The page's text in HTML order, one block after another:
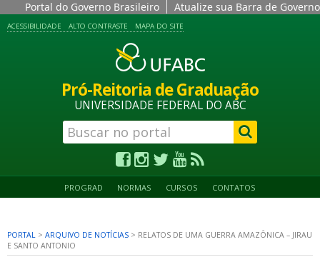
Portal do Governo Brasileiro Atualize sua Barra de Governo
ACESSIBILIDADE ALTO CONTRASTE MAPA DO SITE
Pró-Reitoria de Graduação
UNIVERSIDADE FEDERAL DO ABC
PROGRAD NORMAS CURSOS CONTATOS
PORTAL > ARQUIVO DE NOTÍCIAS > RELATOS DE UMA GUERRA AMAZÔNICA – JIRAU
E SANTO ANTONIO